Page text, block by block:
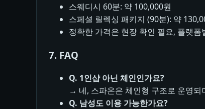
스웨디시 60분: 약 100,000원
스페셜 릴렉싱 패키지 (90분): 약
정확한 가격은 현장 확인 필요, 플랫
7. FAQ
Q. 1인샵 아닌 체인인가요?
→ 네, 스파온은 체인형 구조로 운영
Q. 남성도 이용 가능한가요?